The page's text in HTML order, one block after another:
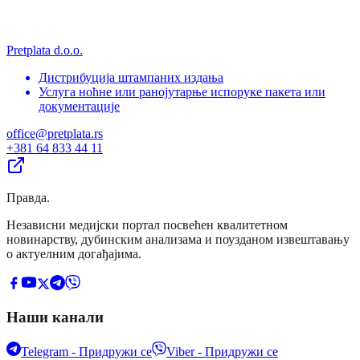
Pretplata d.o.o.
Дистрибуција штампаних издања
Услуга ноћне или ранојутарње испоруке пакета или
документације
office@pretplata.rs
+381 64 833 44 11
Правда.
Независни медијски портал посвећен квалитетном
новинарству, дубинским анализама и поузданом извештавању
о актуелним догађајима.
Наши канали
Telegram - Придружи се Viber - Придружи се